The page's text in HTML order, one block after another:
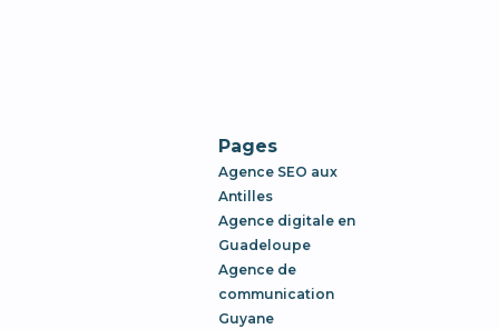
Pages
Agence SEO aux
Antilles
Agence digitale en
Guadeloupe
Agence de
communication
Guyane